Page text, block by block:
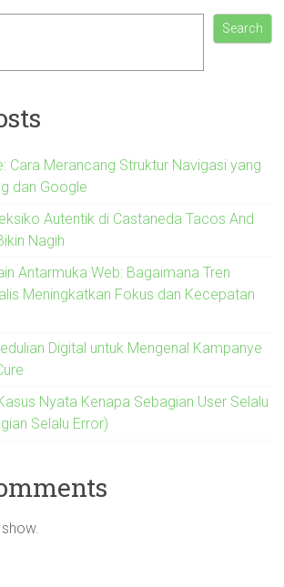
Search
Cara Merancang Struktur Navigasi yang
dan Google
Autentik di Castaneda Tacos And
Nagih
Antarmuka Web: Bagaimana Tren
Meningkatkan Fokus dan Kecepatan
Digital untuk Mengenal Kampanye
Nyata Kenapa Sebagian User Selalu
Selalu Error)